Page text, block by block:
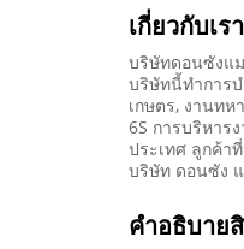
เกี่ยวกับเร
บริษัทดอนซังแม
บริษัทนี้ทําการ
เกษตร, งานทห
6S การบริหาร
ประเทศ ลูกค้า
บริษัท ดอนซัง
คําอธิบาย